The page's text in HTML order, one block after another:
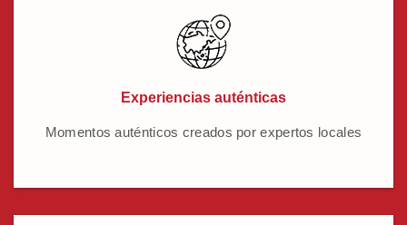
Experiencias auténticas
Momentos auténticos creados por expertos locales